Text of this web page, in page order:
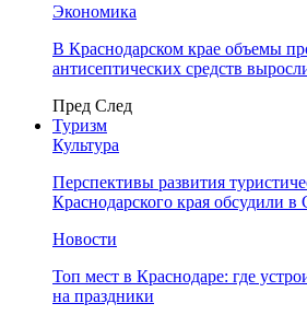
Экономика
В Краснодарском крае объемы
антисептических средств
Пред След
Туризм
Культура
Перспективы развития
Краснодарского края обсудили в
Новости
Топ мест в Краснодаре: где
на праздники